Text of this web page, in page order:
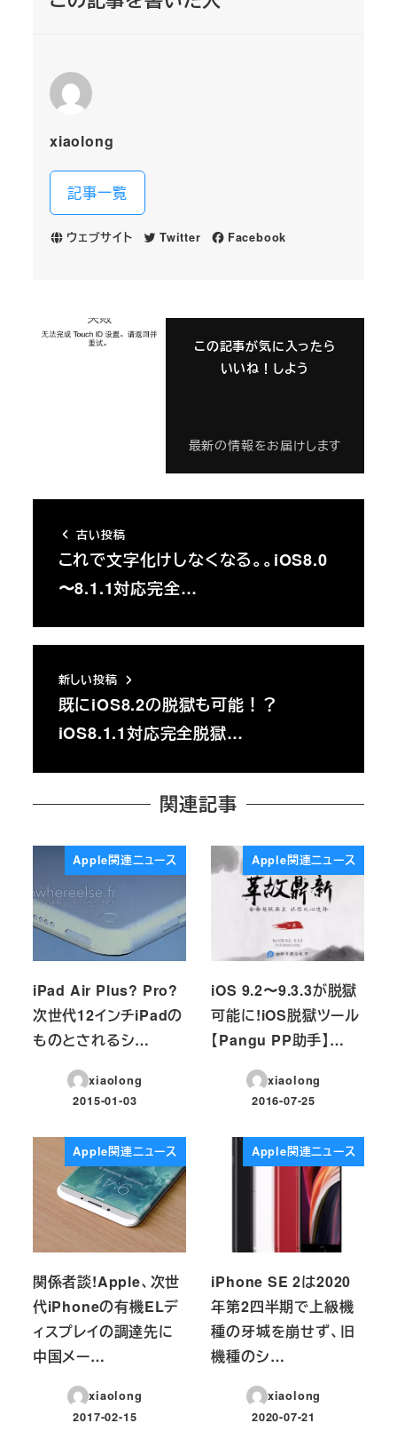
xiaolong
記事一覧
ウェブサイト Twitter Facebook
この記事が気に入ったら
いいね！しよう
最新の情報をお届けします
古い投稿
これで文字化けしなくなる。。iOS8.0
〜8.1.1対応完全…
新しい投稿
既にiOS8.2の脱獄も可能！？
iOS8.1.1対応完全脱獄…
関連記事
Apple関連ニュース
iPad Air Plus? Pro?
次世代12インチiPadの
ものとされるシ…
xiaolong
投稿日
2015-01-03
Apple関連ニュース
iOS 9.2〜9.3.3が脱獄
可能に!iOS脱獄ツール
【Pangu PP助手】…
xiaolong
投稿日
2016-07-25
Apple関連ニュース
関係者談!Apple、次世
代iPhoneの有機ELデ
ィスプレイの調達先に
中国メー…
xiaolong
投稿日
2017-02-15
Apple関連ニュース
iPhone SE 2は2020
年第2四半期で上級機
種の牙城を崩せず、旧
機種のシ…
xiaolong
投稿日
2020-07-21